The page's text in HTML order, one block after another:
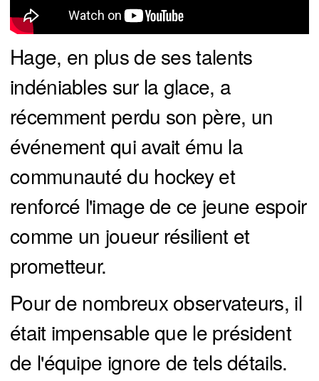
Hage, en plus de ses talents
indéniables sur la glace, a
récemment perdu son père, un
événement qui avait ému la
communauté du hockey et
renforcé l'image de ce jeune espoir
comme un joueur résilient et
prometteur.
Pour de nombreux observateurs, il
était impensable que le président
de l'équipe ignore de tels détails.